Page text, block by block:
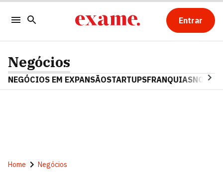
Entrar
Negócios
NEGÓCIOS EM EXPANSÃOSTARTUPSFRANQUIAS
Home Negócios